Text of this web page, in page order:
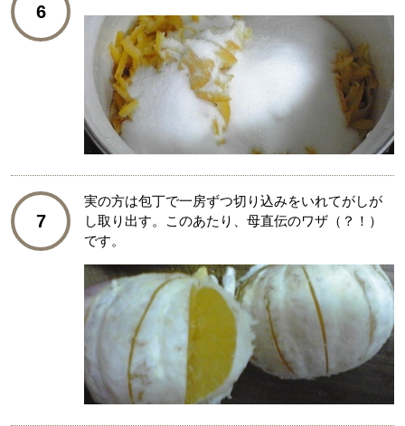
6
7
実の方は包丁で一房ずつ切り込みをいれてがしが
し取り出す。このあたり、母直伝のワザ（？！）
です。